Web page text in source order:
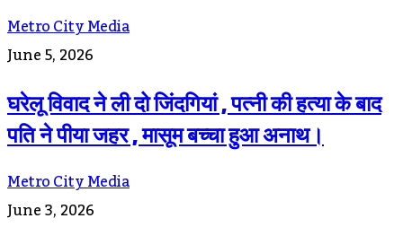
Metro City Media
June 5, 2026
घरेलू विवाद ने ली दो जिंदगियां , पत्नी की हत्या के बाद
पति ने पीया जहर , मासूम बच्चा हुआ अनाथ।
Metro City Media
June 3, 2026